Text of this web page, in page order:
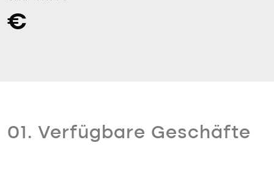
€
01. Verfügbare Geschäfte